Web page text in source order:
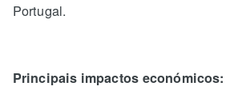
Portugal.
Principais impactos económicos: